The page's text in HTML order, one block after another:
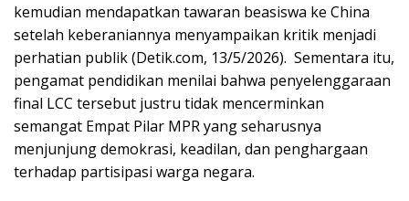
kemudian mendapatkan tawaran beasiswa ke China
setelah keberaniannya menyampaikan kritik menjadi
perhatian publik (Detik.com, 13/5/2026). Sementara itu,
pengamat pendidikan menilai bahwa penyelenggaraan
final LCC tersebut justru tidak mencerminkan
semangat Empat Pilar MPR yang seharusnya
menjunjung demokrasi, keadilan, dan penghargaan
terhadap partisipasi warga negara.